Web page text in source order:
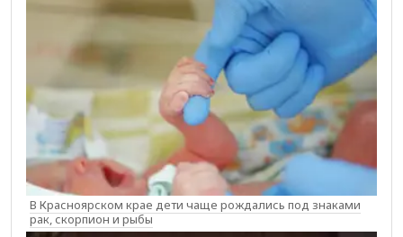
В Красноярском крае дети чаще рождались под знаками
рак, скорпион и рыбы